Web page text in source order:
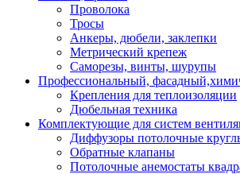
Проволока
Тросы
Анкеры, дюбели, заклепки
Метрический крепеж
Саморезы, винты, шурупы
Профессиональный,
Крепления для теплоизоляции
Дюбельная техника
Комплектующие для систем
Диффузоры потолочные
Обратные клапаны
Потолочные анемостаты